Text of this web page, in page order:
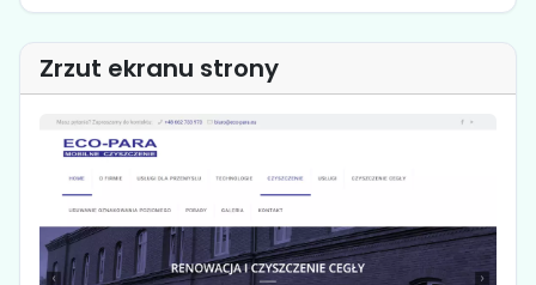
Zrzut ekranu strony